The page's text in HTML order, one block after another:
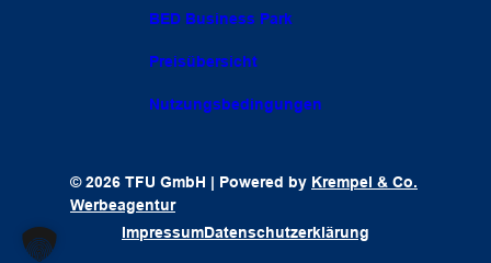
BED Business Park
Preisübersicht
Nutzungsbedingungen
© 2026 TFU GmbH | Powered by Krempel & Co.
Werbeagentur
ImpressumDatenschutzerklärung